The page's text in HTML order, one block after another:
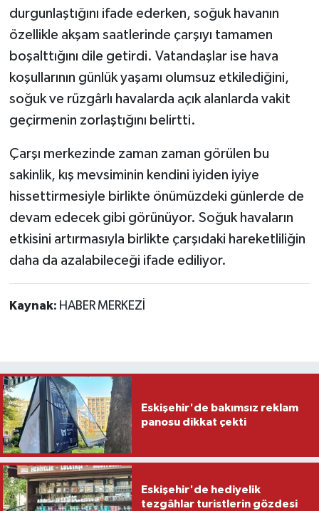
durgunlaştığını ifade ederken, soğuk havanın
özellikle akşam saatlerinde çarşıyı tamamen
boşalttığını dile getirdi. Vatandaşlar ise hava
koşullarının günlük yaşamı olumsuz etkilediğini,
soğuk ve rüzgârlı havalarda açık alanlarda vakit
geçirmenin zorlaştığını belirtti.
Çarşı merkezinde zaman zaman görülen bu
sakinlik, kış mevsiminin kendini iyiden iyiye
hissettirmesiyle birlikte önümüzdeki günlerde de
devam edecek gibi görünüyor. Soğuk havaların
etkisini artırmasıyla birlikte çarşıdaki hareketliliğin
daha da azalabileceği ifade ediliyor.
Kaynak: HABER MERKEZİ
Eskişehir'de bakımsız reklam
panosu dikkat çekti
Eskişehir'de hediyelik
tezgâhlar turistlerin gözdesi